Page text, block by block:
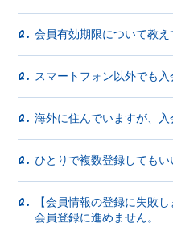
Q. 会員有効期限について教え
Q. スマートフォン以外でも入
Q. 海外に住んでいますが、入
Q. ひとりで複数登録してもい
Q.
【会員情報の登録に失敗
会員登録に進めません。